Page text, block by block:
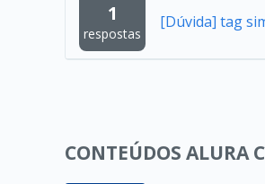
1
respostas
[Dúvida] tag
CONTEÚDOS ALURA